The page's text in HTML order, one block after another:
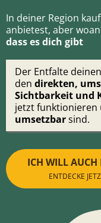
In deiner Region
anbietest, aber
dass es dich gibt
Der Entfalte
den direkten,
Sichtbarkeit und
jetzt funktionieren
umsetzbarsind.
ICH WILL
ENTDECKE